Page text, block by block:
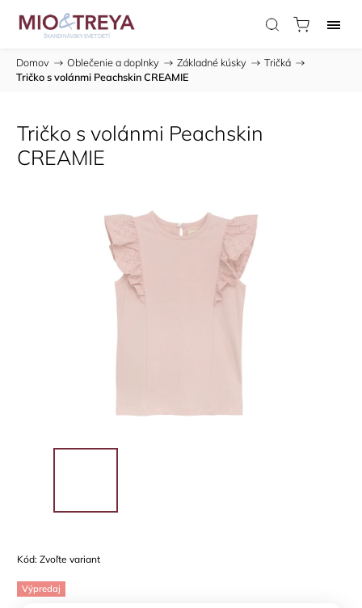
Domov / Oblečenie a doplnky / Základné kúsky / Tričká /
Tričko s volánmi Peachskin CREAMIE
Tričko s volánmi Peachskin
CREAMIE
Kód: Zvoľte variant
Výpredaj